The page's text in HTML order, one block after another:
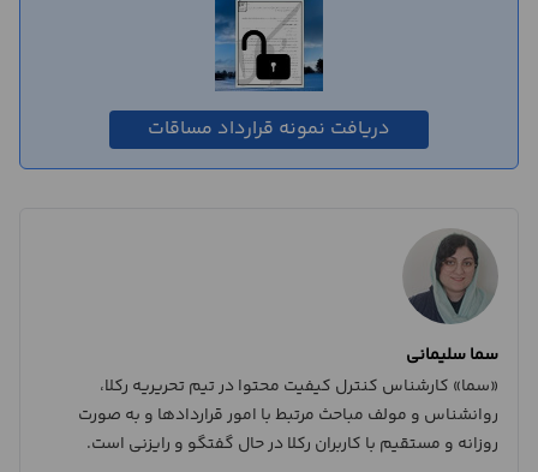
دریافت نمونه قرارداد مساقات
سما سلیمانی
«سما» کارشناس کنترل کیفیت محتوا در تیم تحریریه رکلا،
روانشناس و مولف مباحث مرتبط با امور قراردادها و به صورت
روزانه و مستقیم با کاربران رکلا در حال گفتگو و رایزنی است.